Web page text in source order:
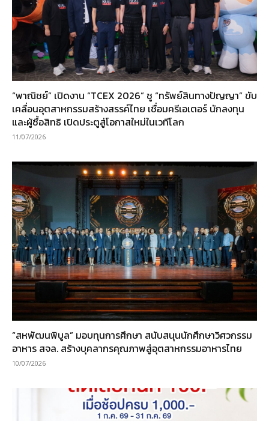
“พาณิชย์” เปิดงาน “TCEX 2026” ชู “ทรัพย์สินทางปัญญา” ขับ
เคลื่อนอุตสาหกรรมสร้างสรรค์ไทย เชื่อมครีเอเตอร์ นักลงทุน
และผู้ซื้อสิทธิ เปิดประตูสู่โอกาสใหม่ในเวทีโลก
11/07/2026
“สหพัฒนพิบูล” มอบทุนการศึกษา สนับสนุนนักศึกษาวิศวกรรม
อาหาร สจล. สร้างบุคลากรคุณภาพสู่อุตสาหกรรมอาหารไทย
10/07/2026